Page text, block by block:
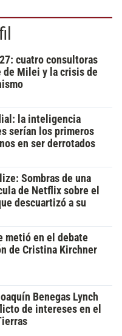
cuatro consultoras
de Milei y la crisis de
la inteligencia
serían los primeros
en ser derrotados
Sombras de una
de Netflix sobre el
descuartizó a su
metió en el debate
de Cristina Kirchner
Benegas Lynch
de intereses en el